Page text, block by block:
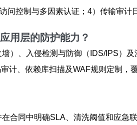
控制与多因素认证；4）传输审计
用层的防护能力？
）、入侵检测与防御（IDS/IPS）
计、依赖库扫描及WAF规则定制
合同中明确SLA、清洗阈值和应急联